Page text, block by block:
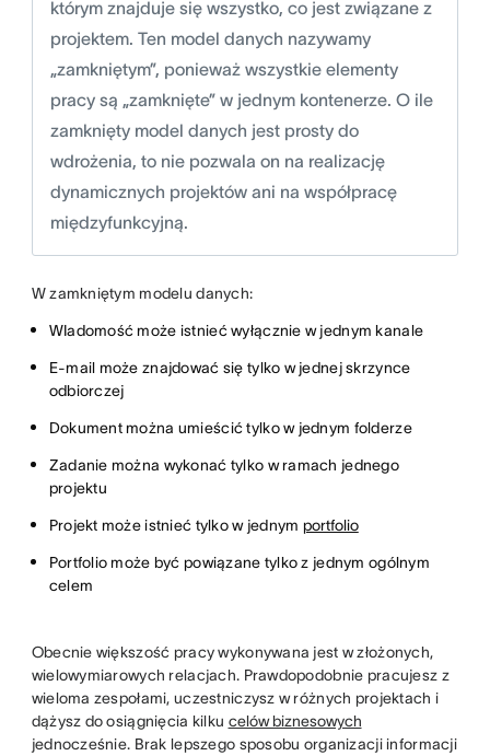
którym znajduje się wszystko, co jest związane z
projektem. Ten model danych nazywamy
„zamkniętym”, ponieważ wszystkie elementy
pracy są „zamknięte” w jednym kontenerze. O ile
zamknięty model danych jest prosty do
wdrożenia, to nie pozwala on na realizację
dynamicznych projektów ani na współpracę
międzyfunkcyjną.
W zamkniętym modelu danych:
WIadomość może istnieć wyłącznie w jednym kanale
E-mail może znajdować się tylko w jednej skrzynce
odbiorczej
Dokument można umieścić tylko w jednym folderze
Zadanie można wykonać tylko w ramach jednego
projektu
Projekt może istnieć tylko w jednym portfolio
Portfolio może być powiązane tylko z jednym ogólnym
celem
Obecnie większość pracy wykonywana jest w złożonych,
wielowymiarowych relacjach. Prawdopodobnie pracujesz z
wieloma zespołami, uczestniczysz w różnych projektach i
dążysz do osiągnięcia kilku celów biznesowych
jednocześnie. Brak lepszego sposobu organizacji informacji